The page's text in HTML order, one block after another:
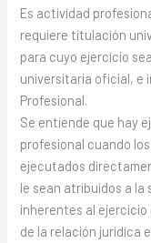
Es actividad
requiere titulación
para cuyo ejercicio
universitaria oficial, e
Profesional.
Se entiende que hay
profesional cuando
ejecutados
le sean atribuidos a la
inherentes al
de la relación jurídica